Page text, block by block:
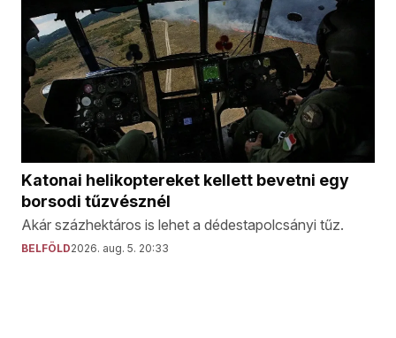
Katonai helikoptereket kellett bevetni egy
borsodi tűzvésznél
Akár százhektáros is lehet a dédestapolcsányi tűz.
BELFÖLD2026. aug. 5. 20:33